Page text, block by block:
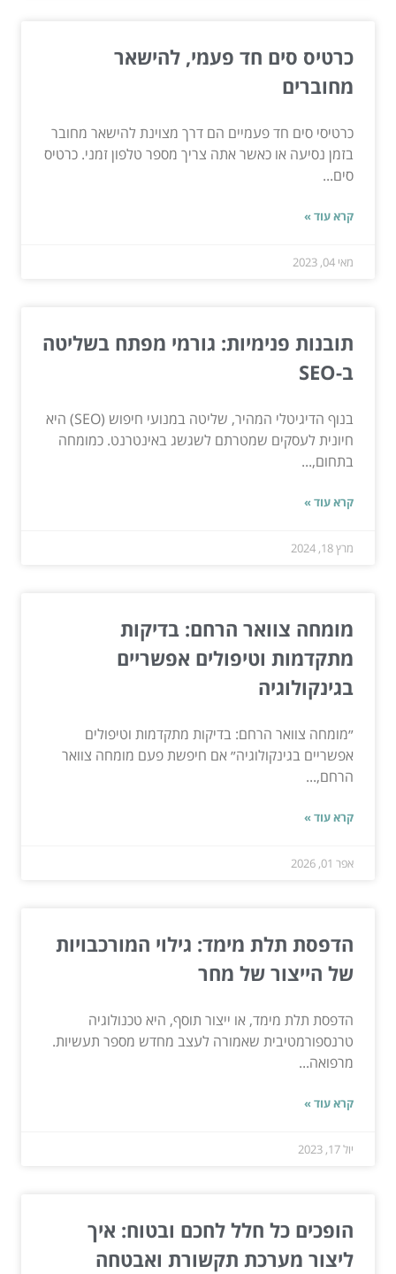
כרטיס סים חד פעמי, להישאר
מחוברים
כרטיסי סים חד פעמיים הם דרך מצוינת להישאר מחובר
בזמן נסיעה או כאשר אתה צריך מספר טלפון זמני. כרטיס
סים...
קרא עוד »
מאי 04, 2023
תובנות פנימיות: גורמי מפתח בשליטה
ב-SEO
בנוף הדיגיטלי המהיר, שליטה במנועי חיפוש (SEO) היא
חיונית לעסקים שמטרתם לשגשג באינטרנט. כמומחה
בתחום,...
קרא עוד »
מרץ 18, 2024
מומחה צוואר הרחם: בדיקות
מתקדמות וטיפולים אפשריים
בגינקולוגיה
״מומחה צוואר הרחם: בדיקות מתקדמות וטיפולים
אפשריים בגינקולוגיה״ אם חיפשת פעם מומחה צוואר
הרחם,...
קרא עוד »
אפר 01, 2026
הדפסת תלת מימד: גילוי המורכבויות
של הייצור של מחר
הדפסת תלת מימד, או ייצור תוסף, היא טכנולוגיה
טרנספורמטיבית שאמורה לעצב מחדש מספר תעשיות.
מרפואה...
קרא עוד »
יול 17, 2023
הופכים כל חלל לחכם ובטוח: איך
ליצור מערכת תקשורת ואבטחה